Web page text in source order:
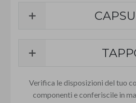
Verifica le disposizioni del tuo
componenti e conferiscile in